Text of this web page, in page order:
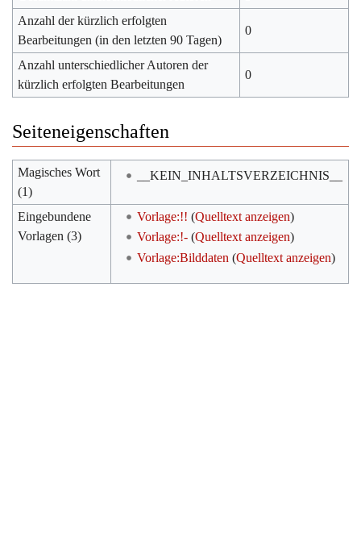
Anzahl der kürzlich erfolgten
Bearbeitungen (in den letzten 90 Tagen)
0
Anzahl unterschiedlicher Autoren der
kürzlich erfolgten Bearbeitungen
0
Seiteneigenschaften
Magisches Wort
(1)
__KEIN_INHALTSVERZEICHNIS__
Eingebundene
Vorlagen (3)
Vorlage:!! (Quelltext anzeigen)
Vorlage:!- (Quelltext anzeigen)
Vorlage:Bilddaten (Quelltext anzeigen)